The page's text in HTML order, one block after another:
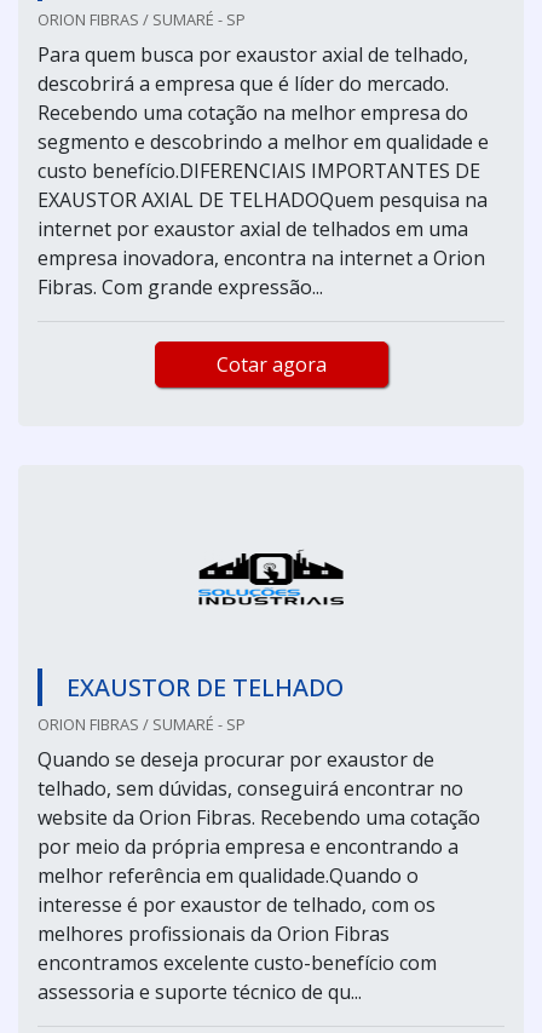
ORION FIBRAS / SUMARÉ - SP
Para quem busca por exaustor axial de telhado,
descobrirá a empresa que é líder do mercado.
Recebendo uma cotação na melhor empresa do
segmento e descobrindo a melhor em qualidade e
custo benefício.DIFERENCIAIS IMPORTANTES DE
EXAUSTOR AXIAL DE TELHADOQuem pesquisa na
internet por exaustor axial de telhados em uma
empresa inovadora, encontra na internet a Orion
Fibras. Com grande expressão...
Cotar agora
EXAUSTOR DE TELHADO
ORION FIBRAS / SUMARÉ - SP
Quando se deseja procurar por exaustor de
telhado, sem dúvidas, conseguirá encontrar no
website da Orion Fibras. Recebendo uma cotação
por meio da própria empresa e encontrando a
melhor referência em qualidade.Quando o
interesse é por exaustor de telhado, com os
melhores profissionais da Orion Fibras
encontramos excelente custo-benefício com
assessoria e suporte técnico de qu...